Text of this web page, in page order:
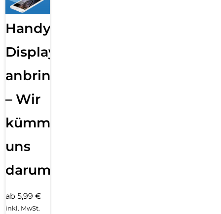
Handy
Displayfolie
anbringen
– Wir
kümmern
uns
darum!
ab 5,99 €
inkl. MwSt.